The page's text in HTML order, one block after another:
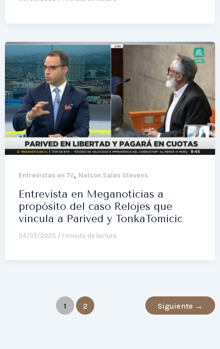
Entrevistas en TV, Nelson Salas Stevens
Entrevista en Meganoticias a
propósito del caso Relojes que
vincula a Parived y TonkaTomicic
04/05/2025 / 1 minuto de lectura
1 2 Siguiente →